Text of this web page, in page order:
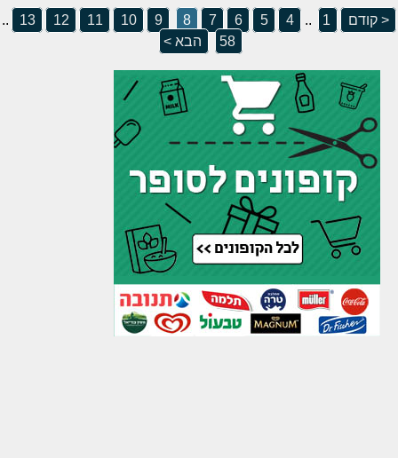
< קודם
1
..
4
5
6
7
8
9
10
11
12
13
..
58
הבא >